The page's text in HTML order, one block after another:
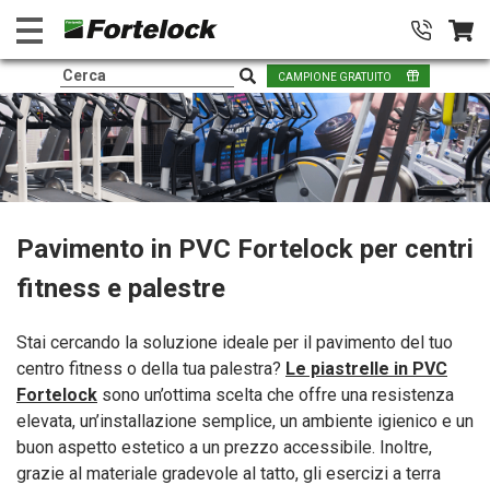
CAMPIONE GRATUITO
Pavimento in PVC Fortelock per centri
fitness e palestre
Stai cercando la soluzione ideale per il pavimento del tuo
centro fitness o della tua palestra? Le piastrelle in PVC
Fortelock sono un’ottima scelta che offre una resistenza
elevata, un’installazione semplice, un ambiente igienico e un
buon aspetto estetico a un prezzo accessibile. Inoltre,
grazie al materiale gradevole al tatto, gli esercizi a terra